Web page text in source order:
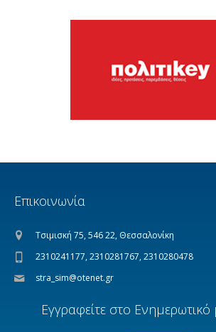
Επικοινωνία
Τσιμισκή 75, 546 22, Θεσσαλονίκη
2310241177, 2310281767, 2310280478
stra_sim@otenet.gr
Εγγραφείτε στο Ενημερωτικό